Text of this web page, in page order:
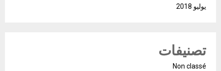
يوليو 2018
تصنيفات
Non classé